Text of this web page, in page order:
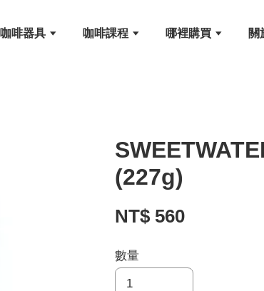
咖啡器具 咖啡課程 哪裡購買 關
(227g)
NT$ 560
數量